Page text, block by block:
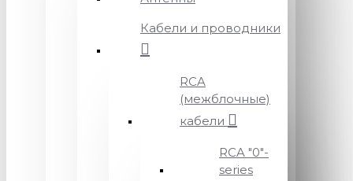
Кабели и проводники
RCA
(межблочные)
кабели
RCA "0"-
series